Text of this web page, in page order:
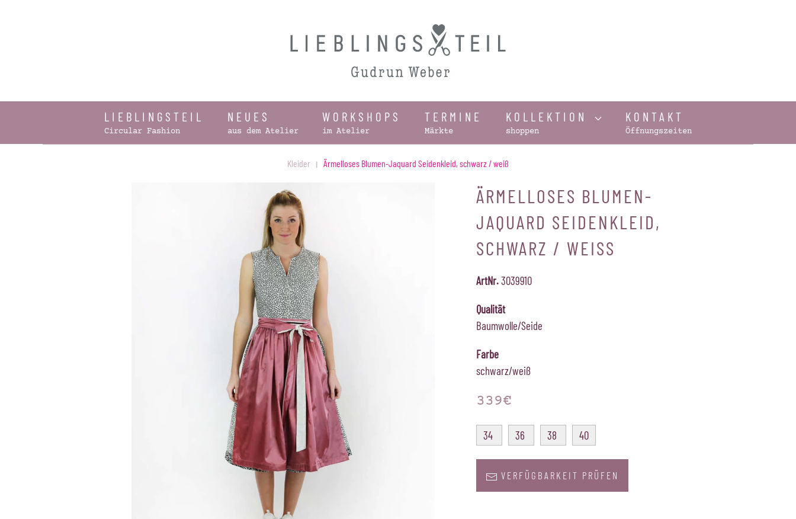
LIEBLINGSTEIL
Circular Fashion
NEUES
aus dem Atelier
WORKSHOPS
im Atelier
TERMINE
Märkte
KOLLEKTION
shoppen
KONTAKT
Öffnungszeiten
Kleider Ärmelloses Blumen-Jaquard Seidenkleid, schwarz / weiß
ÄRMELLOSES BLUMEN-
JAQUARD SEIDENKLEID,
SCHWARZ / WEISS
ArtNr.3039910
Qualität
Baumwolle/Seide
Farbe
schwarz/weiß
339€
34 36 38 40
VERFÜGBARKEIT PRÜFEN